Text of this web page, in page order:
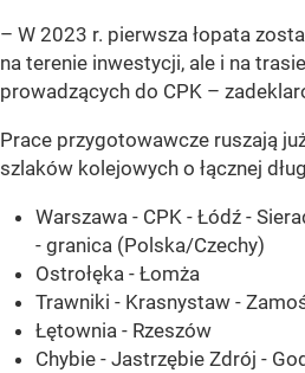
– W 2023 r. pierwsza łopata
na terenie inwestycji, ale i na
prowadzących do CPK –
Prace przygotowawcze ruszają
szlaków kolejowych o łącznej
Warszawa - CPK - Łódź -
- granica (Polska/Czechy)
Ostrołęka - Łomża
Trawniki - Krasnystaw -
Łętownia - Rzeszów
Chybie - Jastrzębie Zdrój -